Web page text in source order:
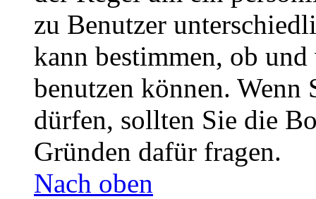
zu Benutzer
kann bestimmen, ob
benutzen können. Wenn
dürfen, sollten Sie die
Gründen dafür fragen.
Nach oben